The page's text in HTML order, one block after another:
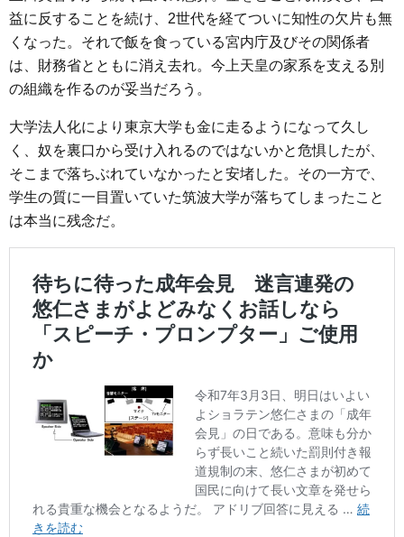
益に反することを続け、2世代を経てついに知性の欠片も無
くなった。それで飯を食っている宮内庁及びその関係者
は、財務省とともに消え去れ。今上天皇の家系を支える別
の組織を作るのが妥当だろう。
大学法人化により東京大学も金に走るようになって久し
く、奴を裏口から受け入れるのではないかと危惧したが、
そこまで落ちぶれていなかったと安堵した。その一方で、
学生の質に一目置いていた筑波大学が落ちてしまったこと
は本当に残念だ。